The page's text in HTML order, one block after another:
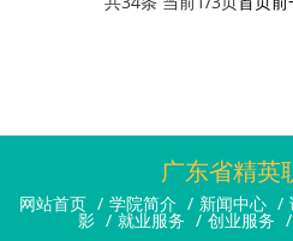
广东省精英
网站首页 / 学院简介 / 新闻中心 /
影 / 就业服务 / 创业服务 /